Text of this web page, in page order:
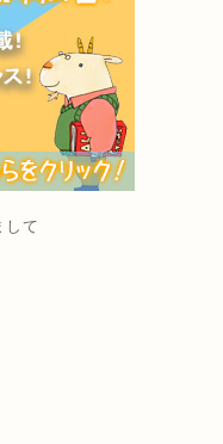
して